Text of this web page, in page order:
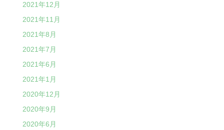
2021年12月
2021年11月
2021年8月
2021年7月
2021年6月
2021年1月
2020年12月
2020年9月
2020年6月